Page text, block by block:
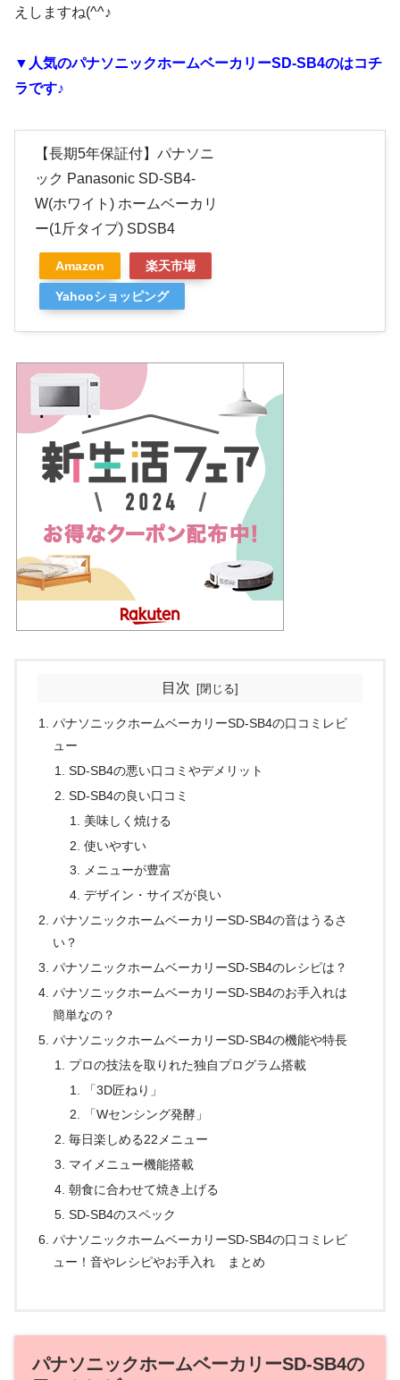
えしますね(^^♪
▼人気のパナソニックホームベーカリーSD-SB4のはコチ
ラです♪
【長期5年保証付】パナソニ
ック Panasonic SD-SB4-
W(ホワイト) ホームベーカリ
ー(1斤タイプ) SDSB4
Amazon 楽天市場
Yahooショッピング
目次
パナソニックホームベーカリーSD-SB4の口コミレビ
ュー
SD-SB4の悪い口コミやデメリット
SD-SB4の良い口コミ
美味しく焼ける
使いやすい
メニューが豊富
デザイン・サイズが良い
パナソニックホームベーカリーSD-SB4の音はうるさ
い？
パナソニックホームベーカリーSD-SB4のレシピは？
パナソニックホームベーカリーSD-SB4のお手入れは
簡単なの？
パナソニックホームベーカリーSD-SB4の機能や特長
プロの技法を取りれた独自プログラム搭載
「3D匠ねり」
「Wセンシング発酵」
毎日楽しめる22メニュー
マイメニュー機能搭載
朝食に合わせて焼き上げる
SD-SB4のスペック
パナソニックホームベーカリーSD-SB4の口コミレビ
ュー！音やレシピやお手入れ まとめ
パナソニックホームベーカリーSD-SB4の